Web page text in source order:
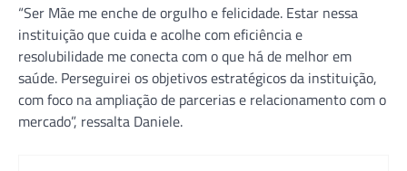
“Ser Mãe me enche de orgulho e felicidade. Estar nessa
instituição que cuida e acolhe com eficiência e
resolubilidade me conecta com o que há de melhor em
saúde. Perseguirei os objetivos estratégicos da instituição,
com foco na ampliação de parcerias e relacionamento com o
mercado”, ressalta Daniele.